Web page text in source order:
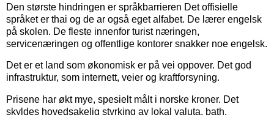
Den største hindringen er språkbarrieren Det offisielle
språket er thai og de ar også eget alfabet. De lærer engelsk
på skolen. De fleste innenfor turist næringen,
servicenæringen og offentlige kontorer snakker noe engelsk.
Det er et land som økonomisk er på vei oppover. Det god
infrastruktur, som internett, veier og kraftforsyning.
Prisene har økt mye, spesielt målt i norske kroner. Det
skyldes hovedsakelig styrking av lokal valuta, bath.